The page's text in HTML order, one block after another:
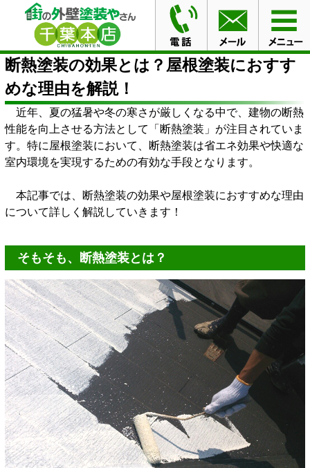
HOME ブログ
断熱塗装の効果とは？屋根塗装におすす
めな理由を解説！
断熱塗装の効果とは？屋根塗装におすす
めな理由を解説！
近年、夏の猛暑や冬の寒さが厳しくなる中で、建物の断熱
性能を向上させる方法として「断熱塗装」が注目されていま
す。特に屋根塗装において、断熱塗装は省エネ効果や快適な
室内環境を実現するための有効な手段となります。
本記事では、断熱塗装の効果や屋根塗装におすすめな理由
について詳しく解説していきます！
そもそも、断熱塗装とは？